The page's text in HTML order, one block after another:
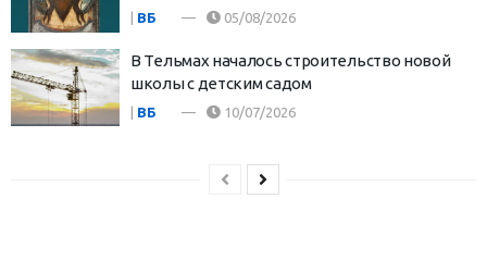
ВБ 05/08/2026
В Тельмах началось строительство новой
школы с детским садом
| ВБ 10/07/2026